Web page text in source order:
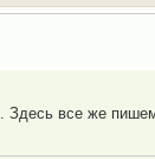
. Здесь все же